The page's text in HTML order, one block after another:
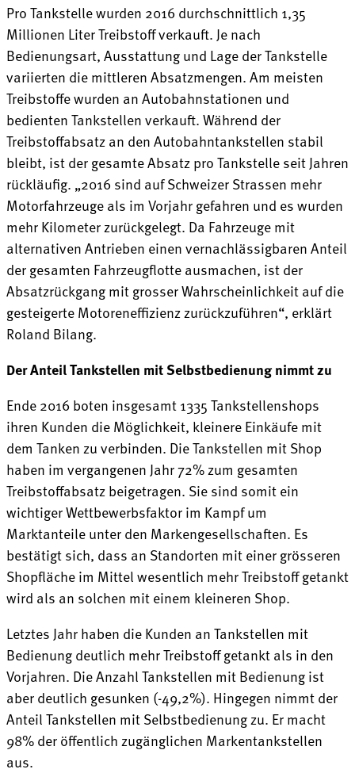
Pro Tankstelle wurden 2016 durchschnittlich 1,35
Millionen Liter Treibstoff verkauft. Je nach
Bedienungsart, Ausstattung und Lage der Tankstelle
variierten die mittleren Absatzmengen. Am meisten
Treibstoffe wurden an Autobahnstationen und
bedienten Tankstellen verkauft. Während der
Treibstoffabsatz an den Autobahntankstellen stabil
bleibt, ist der gesamte Absatz pro Tankstelle seit Jahren
rückläufig. „2016 sind auf Schweizer Strassen mehr
Motorfahrzeuge als im Vorjahr gefahren und es wurden
mehr Kilometer zurückgelegt. Da Fahrzeuge mit
alternativen Antrieben einen vernachlässigbaren Anteil
der gesamten Fahrzeugflotte ausmachen, ist der
Absatzrückgang mit grosser Wahrscheinlichkeit auf die
gesteigerte Motoreneffizienz zurückzuführen“, erklärt
Roland Bilang.
Der Anteil Tankstellen mit Selbstbedienung nimmt zu
Ende 2016 boten insgesamt 1335 Tankstellenshops
ihren Kunden die Möglichkeit, kleinere Einkäufe mit
dem Tanken zu verbinden. Die Tankstellen mit Shop
haben im vergangenen Jahr 72% zum gesamten
Treibstoffabsatz beigetragen. Sie sind somit ein
wichtiger Wettbewerbsfaktor im Kampf um
Marktanteile unter den Markengesellschaften. Es
bestätigt sich, dass an Standorten mit einer grösseren
Shopfläche im Mittel wesentlich mehr Treibstoff getankt
wird als an solchen mit einem kleineren Shop.
Letztes Jahr haben die Kunden an Tankstellen mit
Bedienung deutlich mehr Treibstoff getankt als in den
Vorjahren. Die Anzahl Tankstellen mit Bedienung ist
aber deutlich gesunken (-49,2%). Hingegen nimmt der
Anteil Tankstellen mit Selbstbedienung zu. Er macht
98% der öffentlich zugänglichen Markentankstellen
aus.